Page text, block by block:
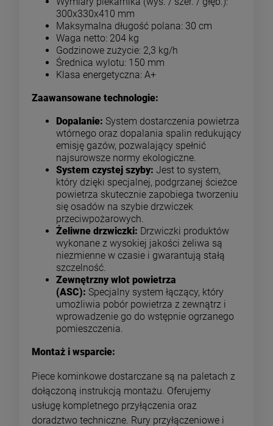
300x330x410 mm
Maksymalna długość polana: 30 cm
Waga netto: 204 kg
Godzinowe zużycie: 2,3 kg/h
Średnica wylotu: 150 mm
Klasa energetyczna: A+
Zaawansowane technologie:
Dopalanie: System dostarczenia powietrza
wtórnego oraz dopalania spalin redukujący
emisję gazów, pozwalający spełnić
najsurowsze normy ekologiczne.
System czystej szyby: Jest to system,
który dzięki specjalnej, podgrzanej ścieżce
powietrza skutecznie zapobiega tworzeniu
się osadów na szybie drzwiczek
przeciwpożarowych.
Żeliwne drzwiczki: Drzwiczki produktów
wykonane z wysokiej jakości żeliwa są
niezmienne w czasie i gwarantują stałą
szczelność.
Zewnętrzny wlot powietrza
(ASC): Specjalny system łączący, który
umożliwia pobór powietrza z zewnątrz i
wprowadzenie go do wstępnie ogrzanego
pomieszczenia.
Montaż i wsparcie:
Piece kominkowe dostarczane są na paletach z
dołączoną instrukcją montażu. Oferujemy
usługę kompletnego przyłączenia oraz
doradztwo techniczne. Rury przyłączeniowe i